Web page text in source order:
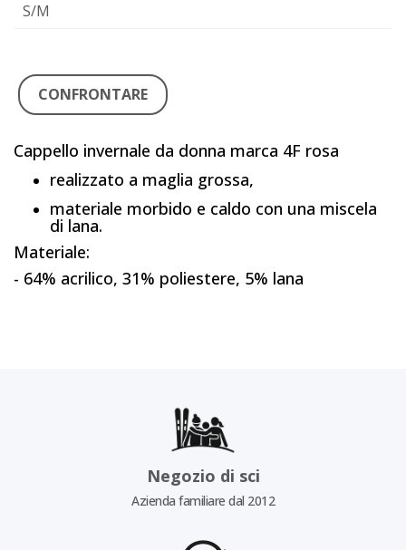
S/M
CONFRONTARE
Cappello invernale da donna marca 4F rosa
realizzato a maglia grossa,
materiale morbido e caldo con una miscela
di lana.
Materiale:
- 64% acrilico, 31% poliestere, 5% lana
Negozio di sci
Azienda familiare dal 2012